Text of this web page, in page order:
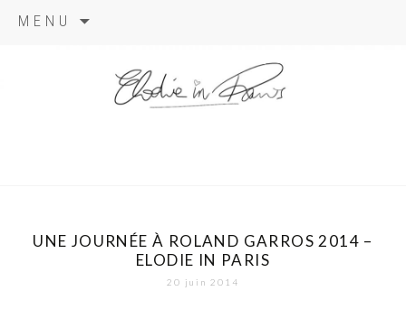
MENU
UNE JOURNÉE À ROLAND GARROS 2014 –
ELODIE IN PARIS
20 juin 2014